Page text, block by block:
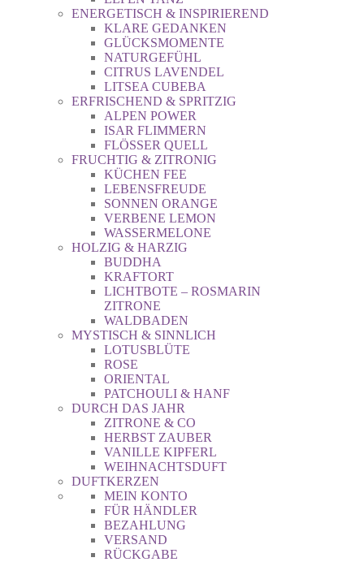
ENERGETISCH & INSPIRIEREND
KLARE GEDANKEN
GLÜCKSMOMENTE
NATURGEFÜHL
CITRUS LAVENDEL
LITSEA CUBEBA
ERFRISCHEND & SPRITZIG
ALPEN POWER
ISAR FLIMMERN
FLÖSSER QUELL
FRUCHTIG & ZITRONIG
KÜCHEN FEE
LEBENSFREUDE
SONNEN ORANGE
VERBENE LEMON
WASSERMELONE
HOLZIG & HARZIG
BUDDHA
KRAFTORT
LICHTBOTE – ROSMARIN
ZITRONE
WALDBADEN
MYSTISCH & SINNLICH
LOTUSBLÜTE
ROSE
ORIENTAL
PATCHOULI & HANF
DURCH DAS JAHR
ZITRONE & CO
HERBST ZAUBER
VANILLE KIPFERL
WEIHNACHTSDUFT
DUFTKERZEN
MEIN KONTO
FÜR HÄNDLER
BEZAHLUNG
VERSAND
RÜCKGABE